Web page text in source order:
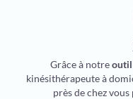
Grâce à notreoutil
kinésithérapeute à
près de chez